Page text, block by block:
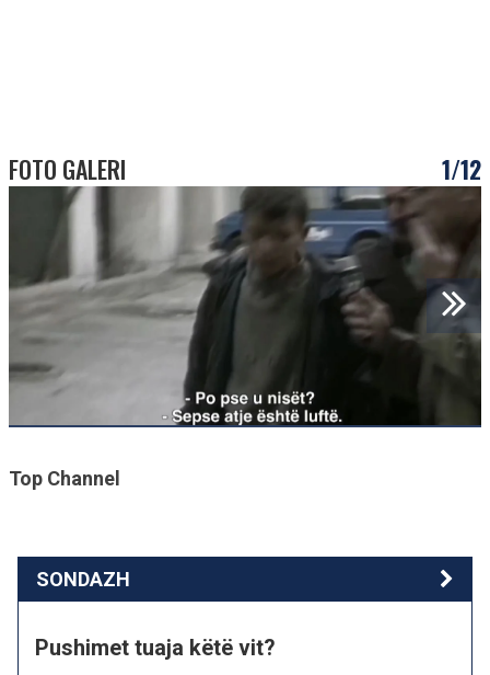
FOTO GALERI 1/12
Top Channel
SONDAZH
Pushimet tuaja këtë vit?